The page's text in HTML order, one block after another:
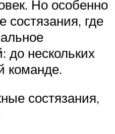
Но особенно
состязания, где
до нескольких
команде.
состязания,